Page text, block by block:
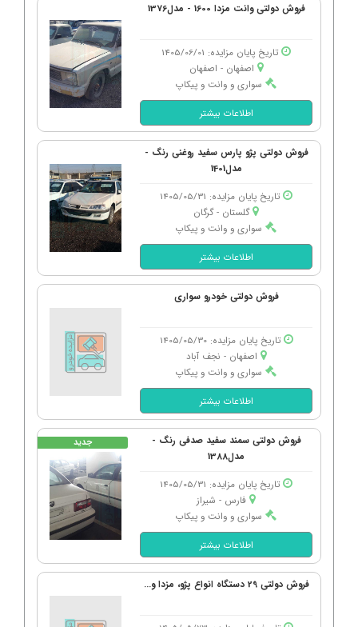
فروش دولتی وانت مزدا 1600 - مدل1376
تاریخ پایان مزایده: 1405/06/01
اصفهان - اصفهان
سواری و وانت و پیکاپ
اطلاعات بیشتر
فروش دولتی پژو پارس سفید روغنی رنگ -
مدل1401
تاریخ پایان مزایده: 1405/05/31
گلستان - گرگان
سواری و وانت و پیکاپ
اطلاعات بیشتر
فروش دولتی خودرو سواری
تاریخ پایان مزایده: 1405/05/30
اصفهان - نجف آباد
سواری و وانت و پیکاپ
اطلاعات بیشتر
فروش دولتی سمند سفید صدفی رنگ -
مدل1388
تاریخ پایان مزایده: 1405/05/31
فارس - شیراز
سواری و وانت و پیکاپ
اطلاعات بیشتر
جدید
فروش دولتی 29 دستگاه انواع پژو، مزدا و...